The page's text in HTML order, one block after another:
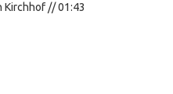
// 01:43